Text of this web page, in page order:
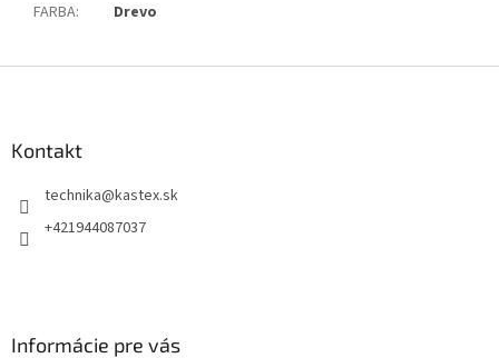
FARBA: Drevo
Kontakt
technika@kastex.sk
+421944087037
Informácie pre vás